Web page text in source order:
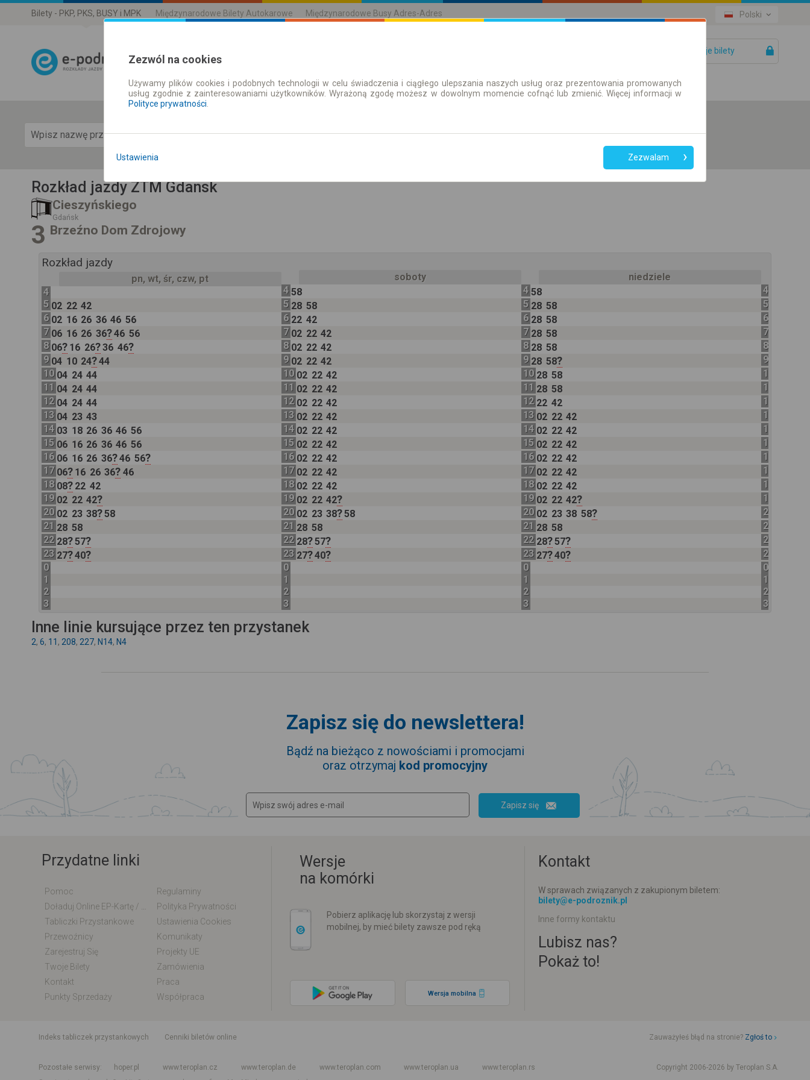
Bilety - PKP, PKS, BUSY i MPK Międzynarodowe Bilety Autokarowe Międzynarodowe Busy Adres-Adres Polski
Twoje bilety
Rozkład Jazdy | Bilety Bilety okresowe
Pokaż rozkład
Rozkład jazdy ZTM Gdansk
Cieszyńskiego
Gdańsk
3 Brzeźno Dom Zdrojowy
Rozkład jazdy
pn, wt, śr, czw, pt
4
5 02 22 42
6 02 16 26 36 46 56
7 06 16 26 36?46 56
8 06? 16 26?36 46?
9 04 10 24?44
10 04 24 44
11 04 24 44
12 04 24 44
13 04 23 43
14 03 18 26 36 46 56
15 06 16 26 36 46 56
16 06 16 26 36?46 56?
17 06? 16 26 36? 46
18 08? 22 42
19 02 22 42?
20 02 23 38?58
21 28 58
22 28?57?
23 27?40?
0
1
2
3
soboty
4 58
5 28 58
6 22 42
7 02 22 42
8 02 22 42
9 02 22 42
10 02 22 42
11 02 22 42
12 02 22 42
13 02 22 42
14 02 22 42
15 02 22 42
16 02 22 42
17 02 22 42
18 02 22 42
19 02 22 42?
20 02 23 38?58
21 28 58
22 28?57?
23 27?40?
0
1
2
3
niedziele
4 58
5 28 58
6 28 58
7 28 58
8 28 58
9 28 58?
10 28 58
11 28 58
12 22 42
13 02 22 42
14 02 22 42
15 02 22 42
16 02 22 42
17 02 22 42
18 02 22 42
19 02 22 42?
20 02 23 38 58?
21 28 58
22 28?57?
23 27?40?
0
1
2
3
4
5
6
7
8
9
10
11
12
13
14
15
16
17
18
19
20
21
22
23
0
1
2
3
Inne linie kursujące przez ten przystanek
2, 6, 11 , 208, 227, N14, N4
Zapisz się do newslettera!
Bądź na bieżąco z nowościami i promocjami
oraz otrzymaj kod promocyjny
Zapisz się
Przydatne linki
Pomoc
Regulaminy
Polityka Prywatności
Tabliczki Przystankowe
Ustawienia Cookies
Przewoźnicy
Komunikaty
Zarejestruj Się
Projekty UE
Twoje Bilety
Zamówienia
Kontakt
Praca
Punkty Sprzedaży
Współpraca
Wersje
na komórki
Pobierz aplikację lub skorzystaj z wersji
mobilnej, by mieć bilety zawsze pod ręką
Wersja mobilna
Kontakt
W sprawach związanych z zakupionym biletem:
bilety@e-podroznik.pl
Inne formy kontaktu
Lubisz nas?
Pokaż to!
indeks tabliczek przystankowych Cenniki biletów online Zauważyłeś błąd na stronie? Zgłoś to
Pozostałe serwisy
hoper.pl www.teroplan.cz www.teroplan.de www.teroplan.com www.teroplan.ua www.teroplan.rs
Copyright 2006-2026 by Teroplan S.A.
Zezwól na cookies
Używamy plików cookies i podobnych technologii w celu świadczenia i ciągłego ulepszania naszych usług oraz prezentowania promowanych
usług zgodnie z zainteresowaniami użytkowników. Wyrażoną zgodę możesz w dowolnym momencie cofnąć lub zmienić. Więcej informacji w
Polityce prywatności
Ustawienia Zezwalam